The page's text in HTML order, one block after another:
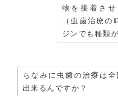
物を接着させ
（虫歯治療の
ジンでも種類
ちなみに虫歯の治療は
出来るんですか？